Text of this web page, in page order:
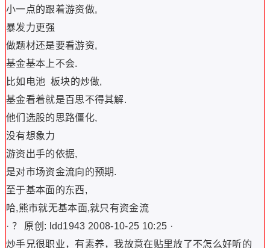
小一点的跟着游资做,
暴发力更强
做题材还是要看游资,
基金基本上不会.
比如电池 板块的炒做,
基金看着就是百思不得其解.
他们选股的思路僵化,
没有想象力
游资出手的依据,
是对市场资金流向的预期.
至于基本面的东西,
哈,熊市就无基本面,就只有资金流
· ？ 原创: ldd1943 2008-10-25 10:25 ·
炒手兄很职业，有素养，我故意在贴里放了不怎么好听的